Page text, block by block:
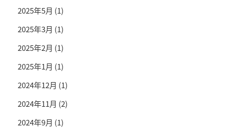
2025年5月 (1)
2025年3月 (1)
2025年2月 (1)
2025年1月 (1)
2024年12月 (1)
2024年11月 (2)
2024年9月 (1)